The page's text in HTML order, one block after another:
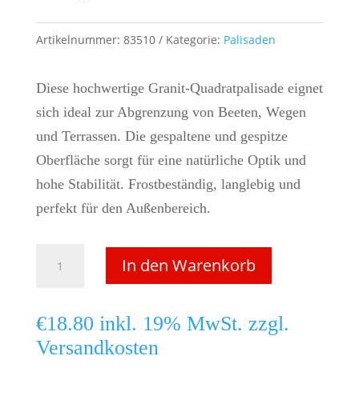
Artikelnummer: 83510 Kategorie: Palisaden
Diese hochwertige Granit-Quadratpalisade eignet
sich ideal zur Abgrenzung von Beeten, Wegen
und Terrassen. Die gespaltene und gespitze
Oberfläche sorgt für eine natürliche Optik und
hohe Stabilität. Frostbeständig, langlebig und
perfekt für den Außenbereich.
Quadratpalisade
cm
–
In den Warenkorb
€18.80 inkl. 19% MwSt. zzgl.
Versandkosten